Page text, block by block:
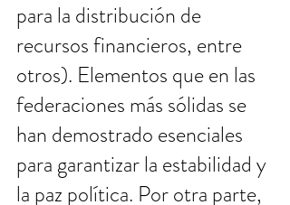
para la distribución de
recursos financieros, entre
otros). Elementos que en las
federaciones más sólidas se
han demostrado esenciales
para garantizar la estabilidad y
la paz política. Por otra parte,